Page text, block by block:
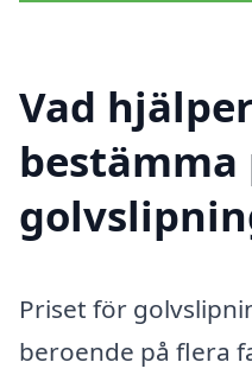
Vad
Priset för
beroende på flera